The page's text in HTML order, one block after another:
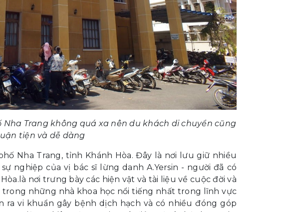
Trang không quá xa nên du khách di chuyển cũng
tiện và dễ dàng
Nha Trang, tỉnh Khánh Hòa. Đây là nơi lưu giữ nhiều
nghiệp của vị bác sĩ lừng danh A.Yersin - người đã có
nơi trưng bày các hiện vật và tài liệu về cuộc đời và
trong những nhà khoa học nổi tiếng nhất trong lĩnh vực
ra vi khuẩn gây bệnh dịch hạch và có nhiều đóng góp